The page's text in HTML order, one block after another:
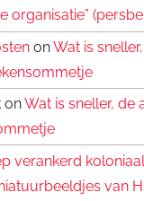
organisatie”
onWat is
onWat is sneller, de
verankerd
van